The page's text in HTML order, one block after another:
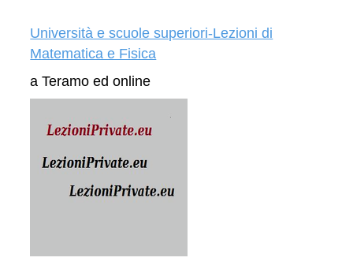
Università e scuole superiori-Lezioni di
Matematica e Fisica
a Teramo ed online